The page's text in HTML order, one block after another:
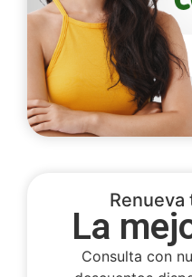
Renueva
La
Consulta con